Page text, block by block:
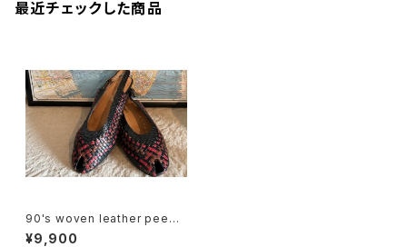
最近チェックした商品
90's woven leather peep t
oe Slingbacks
¥9,900